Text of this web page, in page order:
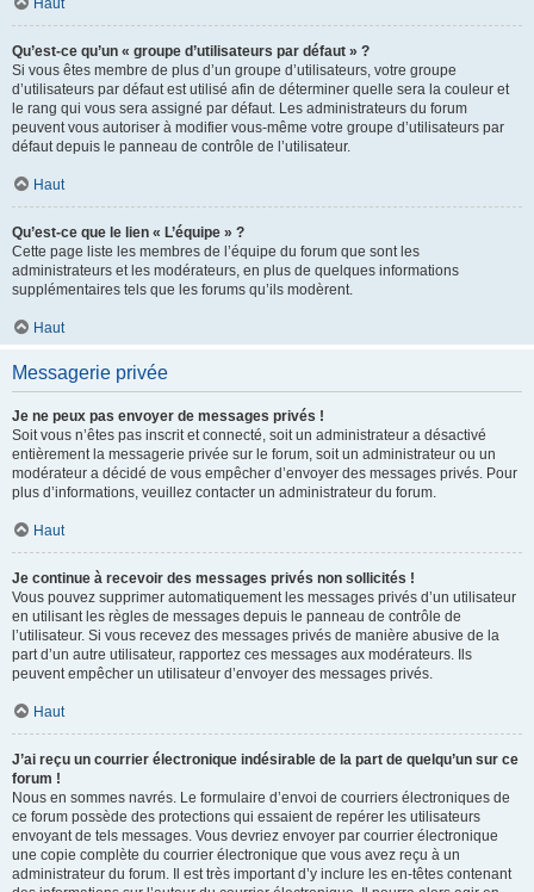
Haut
Qu’est-ce qu’un « groupe d’utilisateurs par défaut » ?
Si vous êtes membre de plus d’un groupe d’utilisateurs, votre groupe
d’utilisateurs par défaut est utilisé afin de déterminer quelle sera la couleur et
le rang qui vous sera assigné par défaut. Les administrateurs du forum
peuvent vous autoriser à modifier vous-même votre groupe d’utilisateurs par
défaut depuis le panneau de contrôle de l’utilisateur.
Haut
Qu’est-ce que le lien « L’équipe » ?
Cette page liste les membres de l’équipe du forum que sont les
administrateurs et les modérateurs, en plus de quelques informations
supplémentaires tels que les forums qu’ils modèrent.
Haut
Messagerie privée
Je ne peux pas envoyer de messages privés !
Soit vous n’êtes pas inscrit et connecté, soit un administrateur a désactivé
entièrement la messagerie privée sur le forum, soit un administrateur ou un
modérateur a décidé de vous empêcher d’envoyer des messages privés. Pour
plus d’informations, veuillez contacter un administrateur du forum.
Haut
Je continue à recevoir des messages privés non sollicités !
Vous pouvez supprimer automatiquement les messages privés d’un utilisateur
en utilisant les règles de messages depuis le panneau de contrôle de
l’utilisateur. Si vous recevez des messages privés de manière abusive de la
part d’un autre utilisateur, rapportez ces messages aux modérateurs. Ils
peuvent empêcher un utilisateur d’envoyer des messages privés.
Haut
J’ai reçu un courrier électronique indésirable de la part de quelqu’un sur ce
forum !
Nous en sommes navrés. Le formulaire d’envoi de courriers électroniques de
ce forum possède des protections qui essaient de repérer les utilisateurs
envoyant de tels messages. Vous devriez envoyer par courrier électronique
une copie complète du courrier électronique que vous avez reçu à un
administrateur du forum. Il est très important d’y inclure les en-têtes contenant